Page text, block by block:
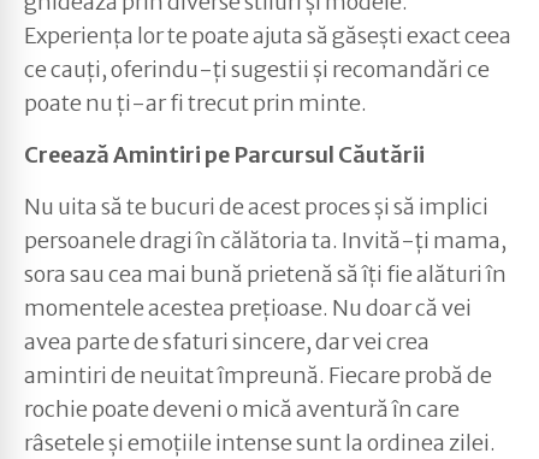
Experiența lor te poate ajuta să găsești exact ceea
ce cauți, oferindu-ți sugestii și recomandări ce
poate nu ți-ar fi trecut prin minte.
Creează Amintiri pe Parcursul Căutării
Nu uita să te bucuri de acest proces și să implici
persoanele dragi în călătoria ta. Invită-ți mama,
sora sau cea mai bună prietenă să îți fie alături în
momentele acestea prețioase. Nu doar că vei
avea parte de sfaturi sincere, dar vei crea
amintiri de neuitat împreună. Fiecare probă de
rochie poate deveni o mică aventură în care
râsetele și emoțiile intense sunt la ordinea zilei.